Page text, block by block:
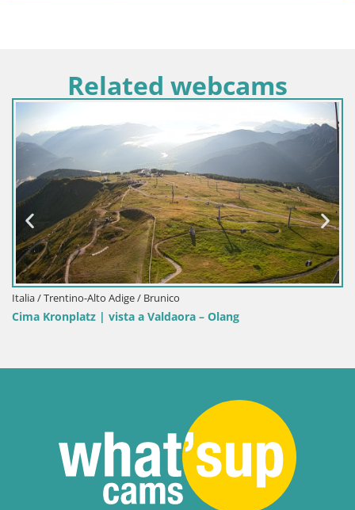
Related webcams
Italia / Trentino-Alto Adige / Brunico
Cima Kronplatz | vista a Valdaora – Olang